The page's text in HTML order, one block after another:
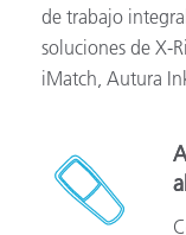
de trabajo
soluciones de X-
iMatch, Autura